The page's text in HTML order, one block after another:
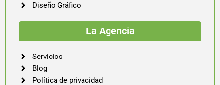
Diseño Gráfico
La Agencia
Servicios
Blog
Política de privacidad